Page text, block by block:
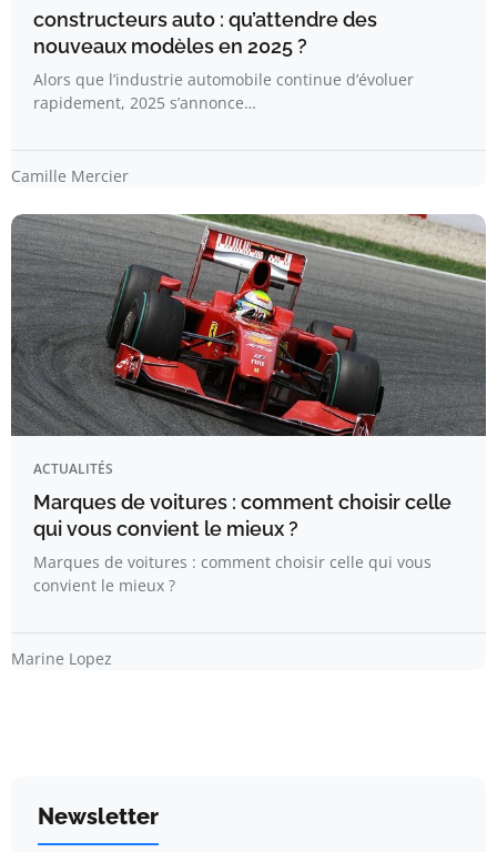
constructeurs auto : qu’attendre des
nouveaux modèles en 2025 ?
Alors que l’industrie automobile continue d’évoluer
rapidement, 2025 s’annonce…
Camille Mercier
ACTUALITÉS
Marques de voitures : comment choisir celle
qui vous convient le mieux ?
Marques de voitures : comment choisir celle qui vous
convient le mieux ?
Marine Lopez
Newsletter